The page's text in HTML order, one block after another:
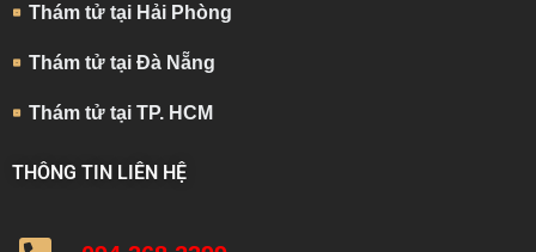
Thám tử tại Hải Phòng
Thám tử tại Đà Nẵng
Thám tử tại TP. HCM
THÔNG TIN LIÊN HỆ